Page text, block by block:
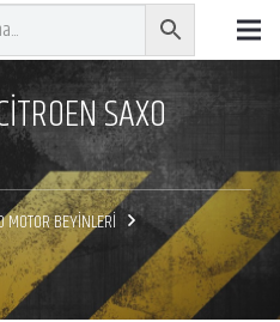
SAXO
MOTOR BEYİNLERİ